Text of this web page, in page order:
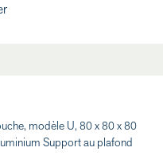
modèle U, 80 x 80 x 80
Support au plafond